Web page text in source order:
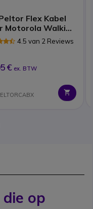
Flex Kabel
Motorola Walkie
(2-Pins)
4.5 van 2 Reviews
€ ex. BTW
op